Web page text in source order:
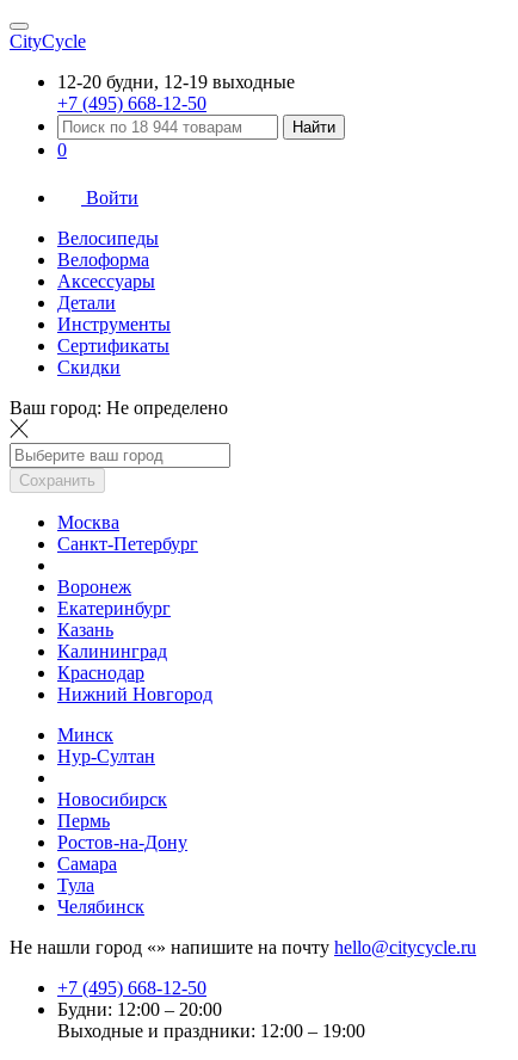
CityCycle
12-20 будни, 12-19 выходные
+7 (495) 668-12-50
Найти
0
Войти
Велосипеды
Велоформа
Аксессуары
Детали
Инструменты
Сертификаты
Скидки
Ваш город: Не определено
Сохранить
Москва
Санкт-Петербург
Воронеж
Екатеринбург
Казань
Калининград
Краснодар
Нижний Новгород
Минск
Нур-Султан
Новосибирск
Пермь
Ростов-на-Дону
Самара
Тула
Челябинск
Не нашли город «» напишите на почту hello@citycycle.ru
+7 (495) 668-12-50
Будни: 12:00 – 20:00
Выходные и праздники: 12:00 – 19:00